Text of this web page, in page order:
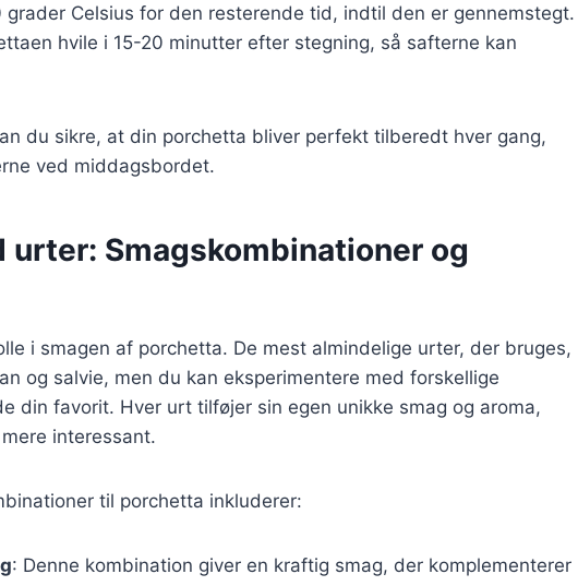
Celsius for den resterende tid, indtil den er gennemstegt.
hvile i 15-20 minutter efter stegning, så safterne kan
du sikre, at din porchetta bliver perfekt tilberedt hver gang,
ved middagsbordet.
urter: Smagskombinationer og
i smagen af porchetta. De mest almindelige urter, der bruges,
og salvie, men du kan eksperimentere med forskellige
din favorit. Hver urt tilføjer sin egen unikke smag og aroma,
interessant.
til porchetta inkluderer:
: Denne kombination giver en kraftig smag, der komplementerer